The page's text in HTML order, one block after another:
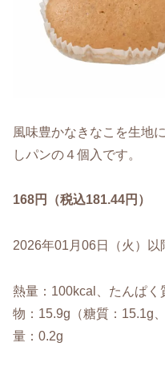
風味豊かなきなこを生地
しパンの４個入です。
168円（税込181.44円）
2026年01月06日（火）以
熱量：100kcal、たんぱ
物：15.9g（糖質：15.1g
量：0.2g